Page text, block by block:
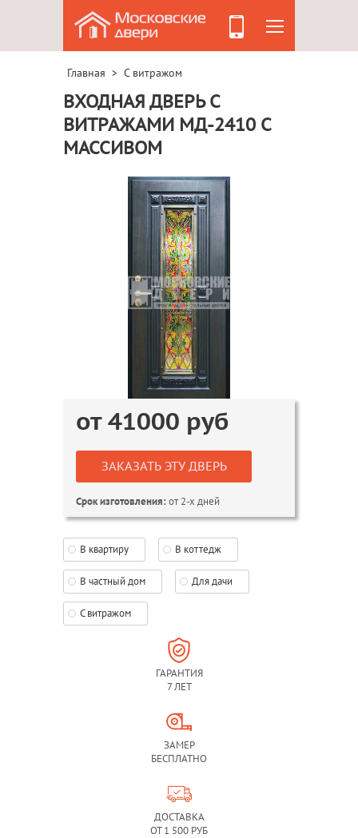
Главная > С витражом
ВХОДНАЯ ДВЕРЬ С
ВИТРАЖАМИ МД-2410 С
МАССИВОМ
от 41000 руб
ЗАКАЗАТЬ ЭТУ ДВЕРЬ
Срок изготовления:от 2-х дней
В квартиру В коттедж
В частный дом Для дачи
С витражом
ГАРАНТИЯ
7 ЛЕТ
ЗАМЕР
БЕСПЛАТНО
ДОСТАВКА
ОТ 1 500 РУБ